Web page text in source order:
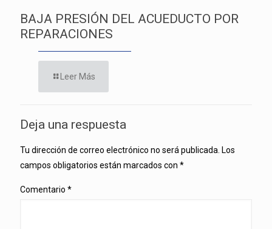
BAJA PRESIÓN DEL ACUEDUCTO POR
REPARACIONES
Leer Más
Deja una respuesta
Tu dirección de correo electrónico no será publicada. Los
campos obligatorios están marcados con *
Comentario *